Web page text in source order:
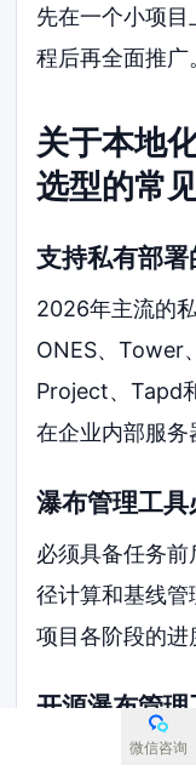
先在一个小项
程后再全面推广
关于本地
选型的常
支持私有部署
2026年主流的
ONES、Tower
Project、Tapd
在企业内部服务
瀑布管理工具
必须具备任务
径计算和基线管
项目各阶段的进
开源瀑布管理
开源工具如微信咨询